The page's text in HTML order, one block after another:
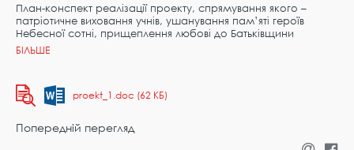
План-конспект реалізації проекту, спрямування якого –
патріотичне виховання учнів, ушанування пам’яті героїв
Небесної сотні, прищеплення любові до Батьківщини
proekt_1.doc (62 КБ)
Попередній перегляд